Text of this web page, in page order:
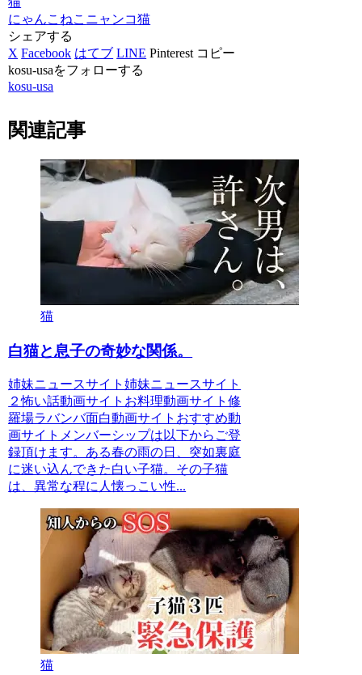
にゃんこ ねこ ニャンコ猫
シェアする
X Facebook はてブ LINE Pinterest コピー
kosu-usaをフォローする
kosu-usa
関連記事
猫
白猫と息子の奇妙な関係。
姉妹ニュースサイト姉妹ニュースサイト
２怖い話動画サイトお料理動画サイト修
羅場ラバンバ面白動画サイトおすすめ動
画サイトメンバーシップは以下からご登
録頂けます。ある春の雨の日、突如裏庭
に迷い込んできた白い子猫。その子猫
は、異常な程に人懐っこい性...
猫